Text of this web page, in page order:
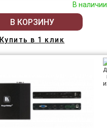
В наличии
В КОРЗИНУ
Купить в 1 клик